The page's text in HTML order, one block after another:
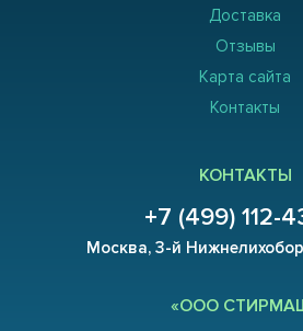
Доставка
Отзывы
Карта сайта
Контакты
КОНТАКТЫ
+7 (499) 112-
Москва, 3-й
«ООО